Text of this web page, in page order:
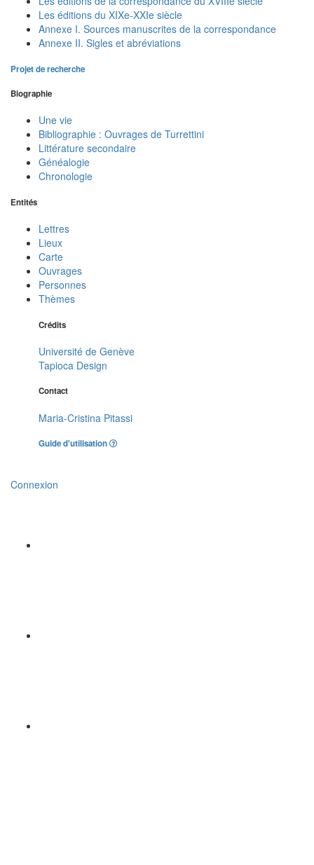
Les éditions du XIXe-XXIe siècle
Annexe I. Sources manuscrites de la correspondance
Annexe II. Sigles et abréviations
Projet de recherche
Biographie
Une vie
Bibliographie : Ouvrages de Turrettini
Littérature secondaire
Généalogie
Chronologie
Entités
Lettres
Lieux
Carte
Ouvrages
Personnes
Thèmes
Crédits
Université de Genève
Tapioca Design
Contact
Maria-Cristina Pitassi
Guide d'utilisation
Connexion